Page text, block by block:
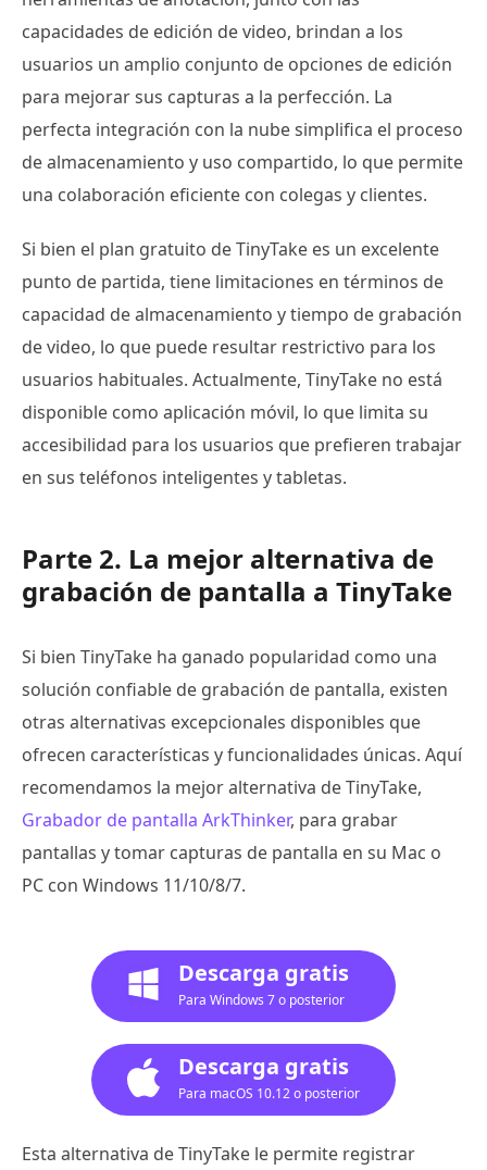
capacidades de edición de video, brindan a los
usuarios un amplio conjunto de opciones de edición
para mejorar sus capturas a la perfección. La
perfecta integración con la nube simplifica el proceso
de almacenamiento y uso compartido, lo que permite
una colaboración eficiente con colegas y clientes.
Si bien el plan gratuito de TinyTake es un excelente
punto de partida, tiene limitaciones en términos de
capacidad de almacenamiento y tiempo de grabación
de video, lo que puede resultar restrictivo para los
usuarios habituales. Actualmente, TinyTake no está
disponible como aplicación móvil, lo que limita su
accesibilidad para los usuarios que prefieren trabajar
en sus teléfonos inteligentes y tabletas.
Parte 2. La mejor alternativa de
grabación de pantalla a TinyTake
Si bien TinyTake ha ganado popularidad como una
solución confiable de grabación de pantalla, existen
otras alternativas excepcionales disponibles que
ofrecen características y funcionalidades únicas. Aquí
recomendamos la mejor alternativa de TinyTake,
Grabador de pantalla ArkThinker, para grabar
pantallas y tomar capturas de pantalla en su Mac o
PC con Windows 11/10/8/7.
Descarga gratis
Para Windows 7 o posterior
Descarga gratis
Para macOS 10.12 o posterior
Esta alternativa de TinyTake le permite registrar